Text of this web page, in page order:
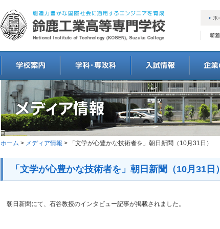
ホーム > メディア情報 > 「文学が心豊かな技術者を」朝日新聞（10月31日）
「文学が心豊かな技術者を」朝日新聞（10月31日）
朝日新聞にて、石谷教授のインタビュー記事が掲載されました。